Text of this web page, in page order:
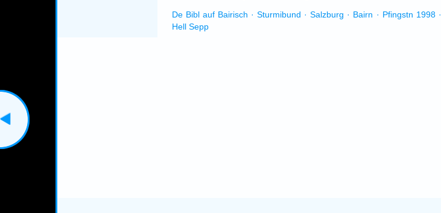
De Bibl auf Bairisch · Sturmibund · Salzburg · Bairn · Pfingstn 1998 ·
Hell Sepp